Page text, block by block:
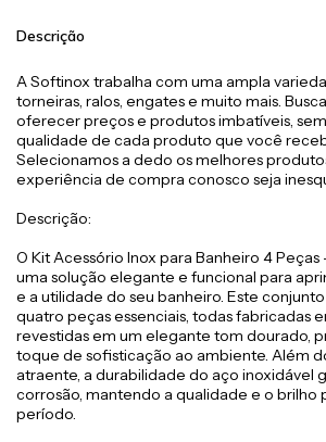
Descrição
A Softinox trabalha com uma ampla
torneiras, ralos, engates e muito mais.
oferecer preços e produtos imbatíveis,
qualidade de cada produto que você
Selecionamos a dedo os melhores
experiência de compra conosco seja
Descrição:
O Kit Acessório Inox para Banheiro 4
uma solução elegante e funcional para
e a utilidade do seu banheiro. Este
quatro peças essenciais, todas fabricadas
revestidas em um elegante tom dourado,
toque de sofisticação ao ambiente. Além
atraente, a durabilidade do aço inoxidável
corrosão, mantendo a qualidade e o brilho
período.